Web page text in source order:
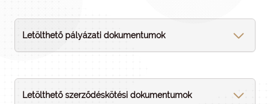
Letölthető pályázati dokumentumok
Letölthető szerződéskötési dokumentumok